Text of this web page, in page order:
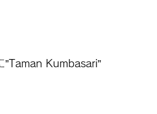
”Taman Kumbasari”